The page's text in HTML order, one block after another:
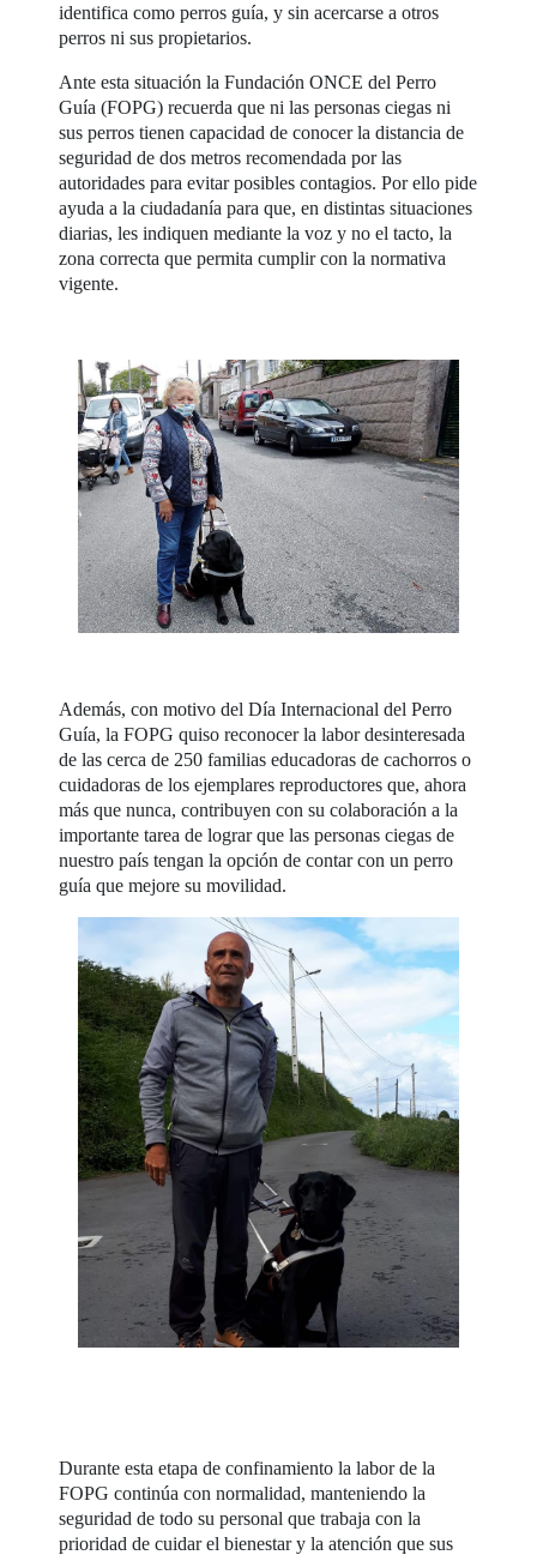
identifica como perros guía, y sin acercarse a otros
perros ni sus propietarios.
Ante esta situación la Fundación ONCE del Perro
Guía (FOPG) recuerda que ni las personas ciegas ni
sus perros tienen capacidad de conocer la distancia de
seguridad de dos metros recomendada por las
autoridades para evitar posibles contagios. Por ello pide
ayuda a la ciudadanía para que, en distintas situaciones
diarias, les indiquen mediante la voz y no el tacto, la
zona correcta que permita cumplir con la normativa
vigente.
Además, con motivo del Día Internacional del Perro
Guía, la FOPG quiso reconocer la labor desinteresada
de las cerca de 250 familias educadoras de cachorros o
cuidadoras de los ejemplares reproductores que, ahora
más que nunca, contribuyen con su colaboración a la
importante tarea de lograr que las personas ciegas de
nuestro país tengan la opción de contar con un perro
guía que mejore su movilidad.
Durante esta etapa de confinamiento la labor de la
FOPG continúa con normalidad, manteniendo la
seguridad de todo su personal que trabaja con la
prioridad de cuidar el bienestar y la atención que sus